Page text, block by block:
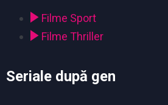
Filme Sport
Filme Thriller
Seriale după gen